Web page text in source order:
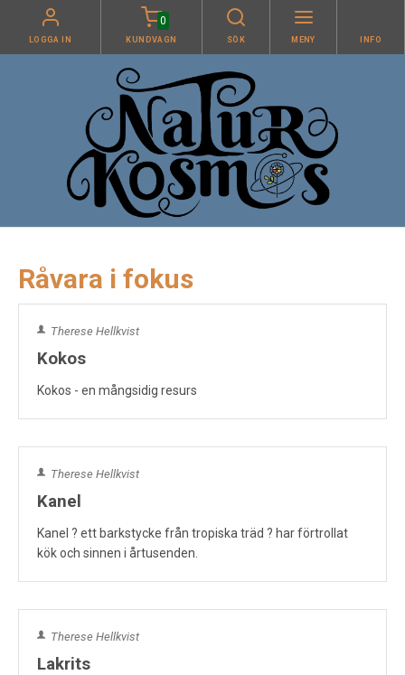
LOGGA IN
0
KUNDVAGN SÖK MENY INFO
Råvara i fokus
Therese Hellkvist
Kokos
Kokos - en mångsidig resurs
Therese Hellkvist
Kanel
Kanel ? ett barkstycke från tropiska träd ? har förtrollat
kök och sinnen i årtusenden.
Therese Hellkvist
Lakrits